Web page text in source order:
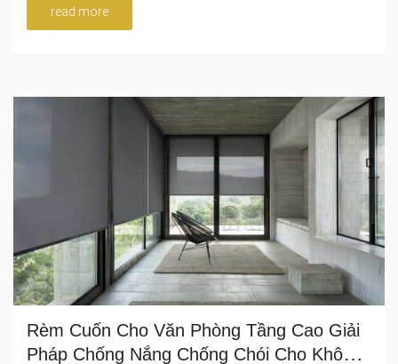
read more
Rèm Cuốn Cho Văn Phòng Tầng Cao Giải
Pháp Chống Nắng Chống Chói Cho Không